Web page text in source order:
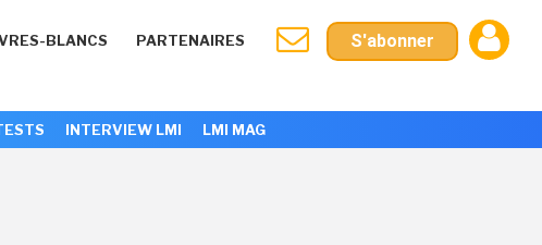
BLANCS PARTENAIRES S'abonner
INTERVIEW LMI LMI MAG